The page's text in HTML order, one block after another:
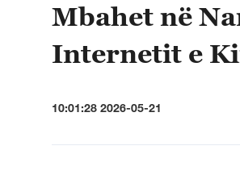
Mbahet në
Internetit e
10:01:28 2026-05-21